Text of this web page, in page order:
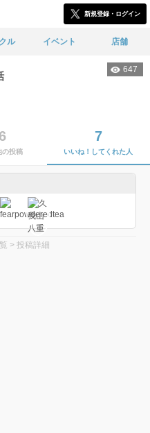
新規登録・ログイン
ル イベント 店舗
647
の投稿
7
いいね！してくれた人
> 投稿詳細